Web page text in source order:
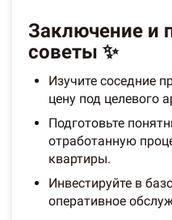
Заключение и
советы ✨
Изучите соседние
цену под целевого
Подготовьте
отработанную
квартиры.
Инвестируйте в
оперативное